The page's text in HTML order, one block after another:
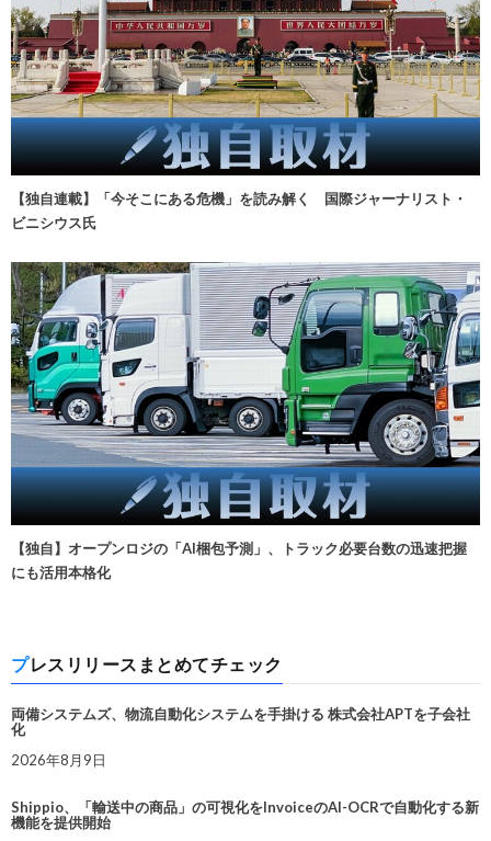
【独自連載】「今そこにある危機」を読み解く 国際ジャーナリスト・
ビニシウス氏
【独自】オープンロジの「AI梱包予測」、トラック必要台数の迅速把握
にも活用本格化
プレスリリースまとめてチェック
両備システムズ、物流自動化システムを手掛ける 株式会社APTを子会社
化
2026年8月9日
Shippio、「輸送中の商品」の可視化をInvoiceのAI-OCRで自動化する新
機能を提供開始